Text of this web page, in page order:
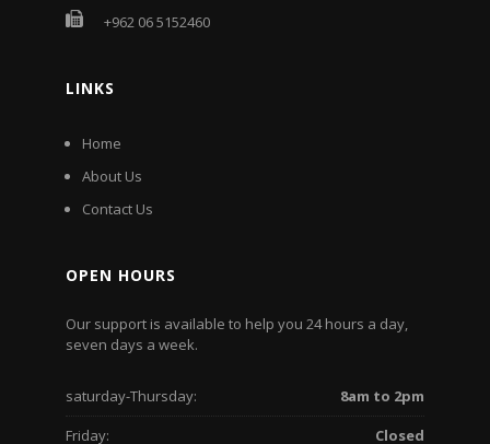
+962 06 5152460
LINKS
Home
About Us
Contact Us
OPEN HOURS
Our support is available to help you 24 hours a day,
seven days a week.
saturday-Thursday:
8am to 2pm
Friday:
Closed